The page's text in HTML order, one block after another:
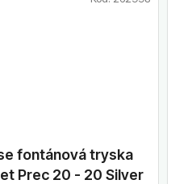
fontánová tryska
Prec 20 - 20 Silver